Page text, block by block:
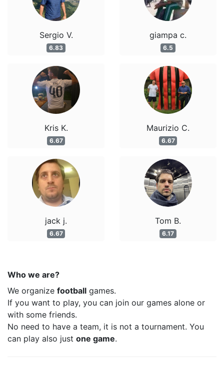
Sergio V.
6.83
Kris K.
6.67
jack j.
6.67
giampa c.
6.5
Maurizio C.
6.67
Tom B.
6.17
Who we are?
We organize football games.
If you want to play, you can join our games alone or
with some friends.
No need to have a team, it is not a tournament. You
can play also just one game.